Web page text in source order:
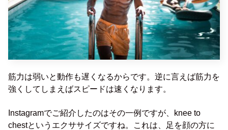
筋力は弱いと動作も遅くなるからです。逆に言えば筋力を
強くしてしまえばスピードは速くなります。
Instagramでご紹介したのはその一例ですが、knee to
chestというエクササイズですね。これは、足を顔の方に